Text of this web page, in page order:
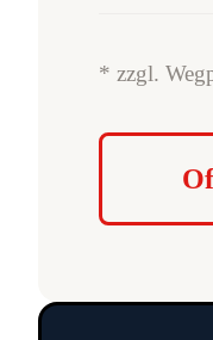
* zzgl.